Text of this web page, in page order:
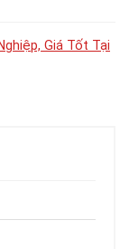
Giá Tốt Tại